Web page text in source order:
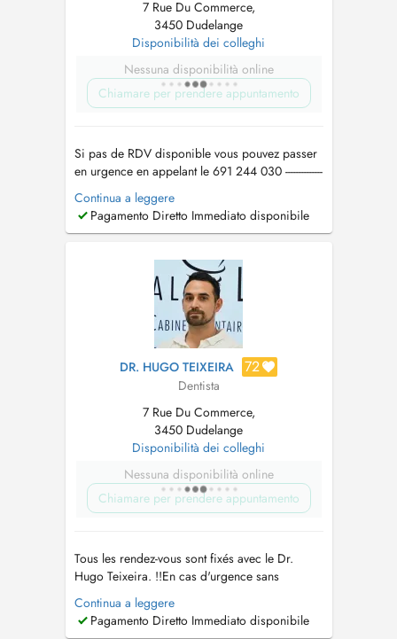
7 Rue Du Commerce,
3450 Dudelange
Disponibilità dei colleghi
Nessuna disponibilità online
Chiamare per prendere appuntamento
Si pas de RDV disponible vous pouvez passer
en urgence en appelant le 691 244 030 --------------
------------------------------------------------------------------------ -
endodontie: endodontie mécanisée, RTE,
apicectomie ; - dentisterie: restaurations
Continua a leggere
Pagamento Diretto Immediato disponibile
DR. HUGO TEIXEIRA 72
Dentista
7 Rue Du Commerce,
3450 Dudelange
Disponibilità dei colleghi
Nessuna disponibilità online
Chiamare per prendere appuntamento
Tous les rendez-vous sont fixés avec le Dr.
Hugo Teixeira. !!En cas d'urgence sans
créneau disponible, contactez le 621 714 589
(DUEDELANGE) où 28 79 99 97 (MERSCH)
pour un accueil immédiat!!! Parking
Continua a leggere
Pagamento Diretto Immediato disponibile